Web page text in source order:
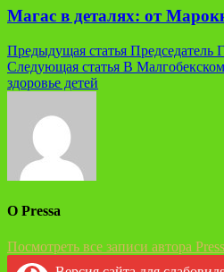
Магас в деталях: от
Навигация
по
Предыдущая статья Председатель
Следующая статья В
здоровье детей
О Pressa
Посмотреть все записи автора